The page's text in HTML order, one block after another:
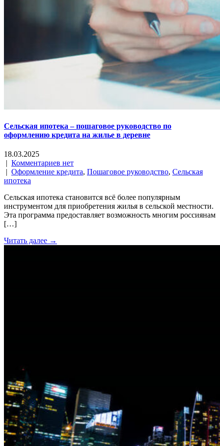
Сельская ипотека – пошаговое руководство по
оформлению кредита на жилье в деревне
18.03.2025
| Комментариев нет
| Оформление кредита, Пошаговое руководство, Сельская
ипотека
Сельская ипотека становится всё более популярным
инструментом для приобретения жилья в сельской местности.
Эта программа предоставляет возможность многим россиянам
[…]
Читать далее →